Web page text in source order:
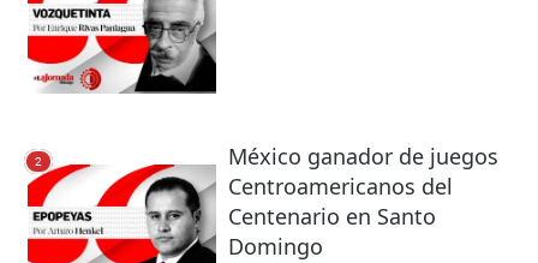
2
México ganador de juegos
Centroamericanos del
Centenario en Santo
Domingo